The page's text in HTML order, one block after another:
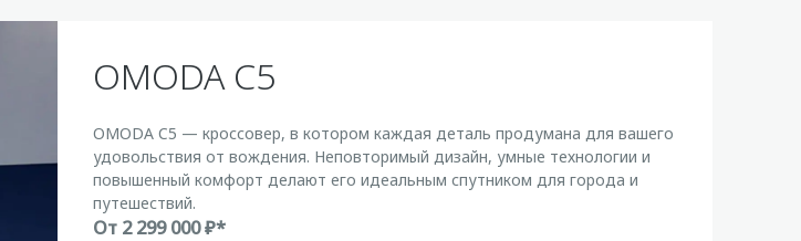
OMODA C5
OMODA C5 — кроссовер, в котором каждая деталь продумана для вашего
удовольствия от вождения. Неповторимый дизайн, умные технологии и
повышенный комфорт делают его идеальным спутником для города и
путешествий.
От 2 299 000 ₽*